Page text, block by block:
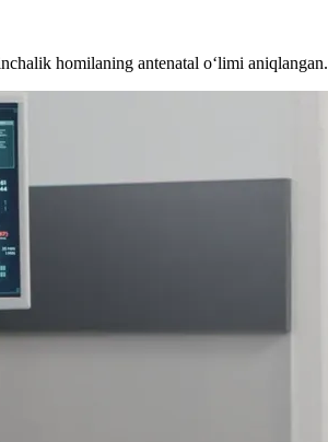
homilaning antenatal o‘limi aniqlangan.